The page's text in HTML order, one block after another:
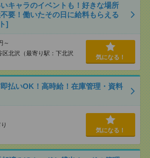
キャラのイベントも！好きな場所
要！働いたその日に給料もらえる
]
～
区北沢（最寄り駅：下北沢
気になる！
払いOK！高時給！在庫管理・資料
気になる！